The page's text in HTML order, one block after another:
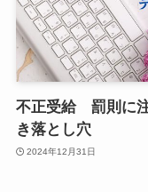
不正受給 罰則に
き落とし穴
2024年12月31日